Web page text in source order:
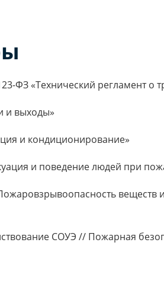
ФЗ «Технический регламент о
и выходы»
и кондиционирование»
и поведение людей при
веществ
СОУЭ // Пожарная